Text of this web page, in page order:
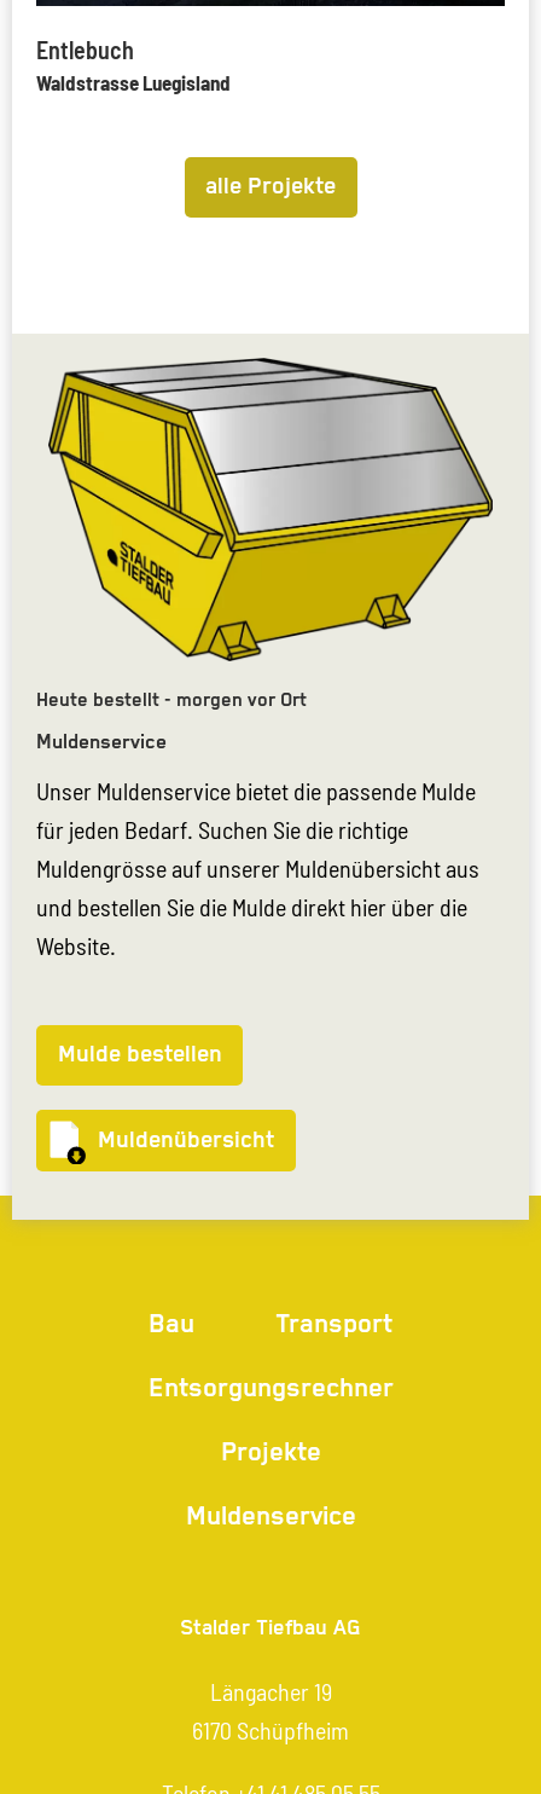
Entlebuch
Waldstrasse Luegisland
alle Projekte
Heute bestellt - morgen vor Ort
Muldenservice
Unser Muldenservice bietet die passende Mulde
für jeden Bedarf. Suchen Sie die richtige
Muldengrösse auf unserer Muldenübersicht aus
und bestellen Sie die Mulde direkt hier über die
Website.
Mulde bestellen
Muldenübersicht
Bau Transport
Entsorgungsrechner
Projekte
Muldenservice
Stalder Tiefbau AG
Längacher 19
6170 Schüpfheim